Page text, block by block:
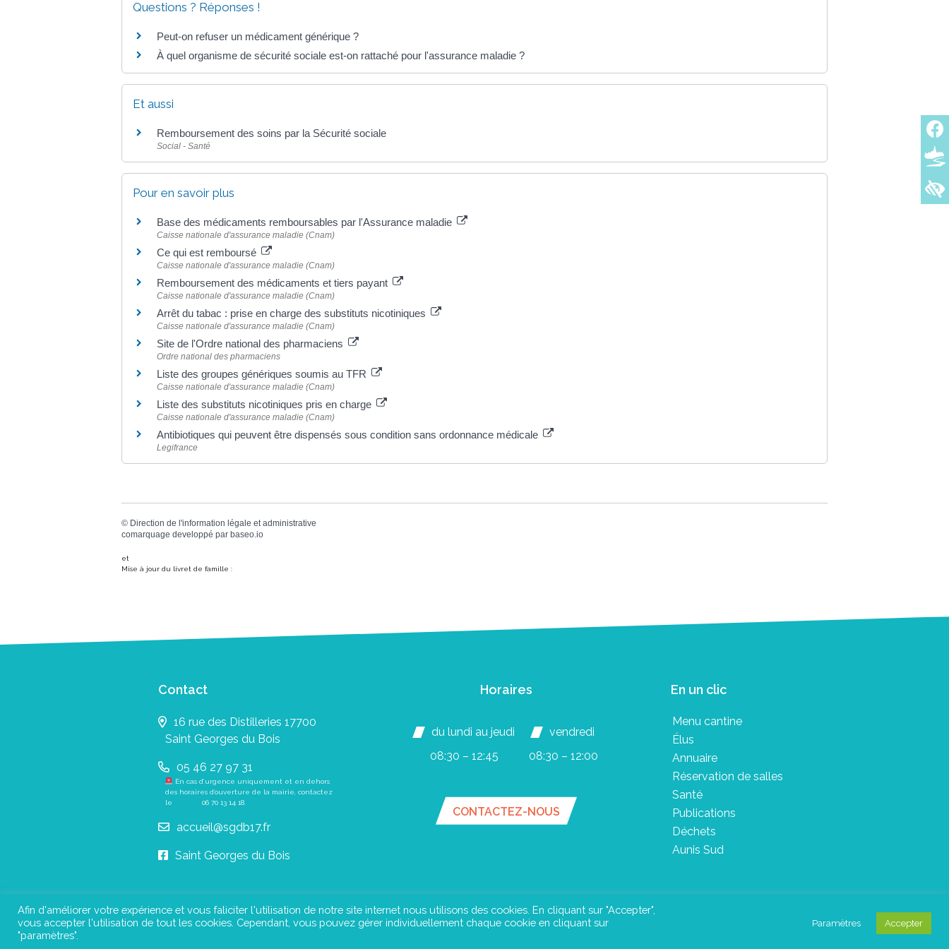
Questions ? Réponses !
Peut-on refuser un médicament générique ?
À quel organisme de sécurité sociale est-on rattaché pour l'assurance maladie ?
Et aussi
Remboursement des soins par la Sécurité sociale
Social - Santé
Pour en savoir plus
Base des médicaments remboursables par l'Assurance maladie
Caisse nationale d'assurance maladie (Cnam)
Ce qui est remboursé
Caisse nationale d'assurance maladie (Cnam)
Remboursement des médicaments et tiers payant
Caisse nationale d'assurance maladie (Cnam)
Arrêt du tabac : prise en charge des substituts nicotiniques
Caisse nationale d'assurance maladie (Cnam)
Site de l'Ordre national des pharmaciens
Ordre national des pharmaciens
Liste des groupes génériques soumis au TFR
Caisse nationale d'assurance maladie (Cnam)
Liste des substituts nicotiniques pris en charge
Caisse nationale d'assurance maladie (Cnam)
Antibiotiques qui peuvent être dispensés sous condition sans ordonnance médicale
Legifrance
© Direction de l'information légale et administrative
comarquage developpé par baseo.io
et
Mise à jour du livret de famille :
Contact
16 rue des Distilleries 17700
Saint Georges du Bois
05 46 27 97 31
En cas d’urgence uniquement et en dehors
des horaires d’ouverture de la mairie, contactez
le 06 70 13 14 18.
accueil@sgdb17.fr
Saint Georges du Bois
Horaires
du lundi au jeudi
08:30 – 12:45
vendredi
08:30 – 12:00
CONTACTEZ-NOUS
En un clic
Menu cantine
Élus
Annuaire
Réservation de salles
Santé
Publications
Déchets
Aunis Sud
Plan du site
Afin d'améliorer votre expérience et vous faliciter l'utilisation de notre site internet nous utilisons des cookies. En cliquant sur "Accepter",
vous accepter l'utilisation de tout les cookies. Cependant, vous pouvez gérer individuellement chaque cookie en cliquant sur
"paramètres".
Paramètres Accepter